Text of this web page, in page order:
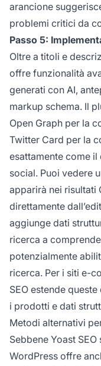
arancione
problemi critici da
Passo 5:
Oltre a titoli e
offre funzionalità
generati con AI,
markup schema. Il
Open Graph per la
Twitter Card per la
esattamente come
social. Puoi vedere
apparirà nei risultati
direttamente
aggiunge dati
ricerca a
potenzialmente
ricerca. Per i siti e-
SEO estende
i prodotti e dati
Metodi alternativi
Sebbene Yoast
WordPress offre